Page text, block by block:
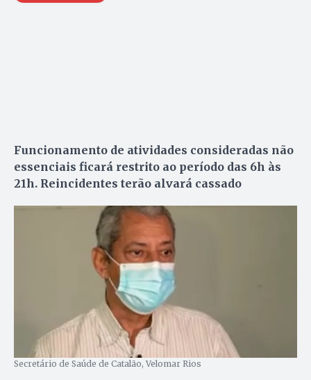
Funcionamento de atividades consideradas não
essenciais ficará restrito ao período das 6h às
21h. Reincidentes terão alvará cassado
Secretário de Saúde de Catalão, Velomar Rios